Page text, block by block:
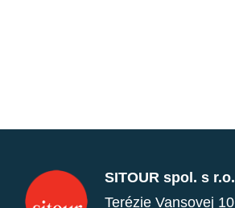
SITOUR spol. s r.o.
Terézie Vansovej 10